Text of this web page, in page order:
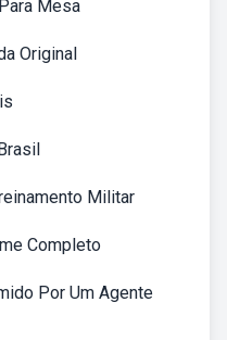
Mesa
Original
Militar
Completo
Por Um Agente